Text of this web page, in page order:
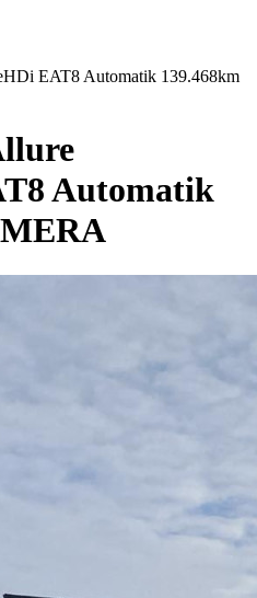
EAT8 Automatik 139.468km
Automatik